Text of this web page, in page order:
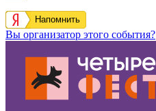
Напомнить
Вы организатор этого события?